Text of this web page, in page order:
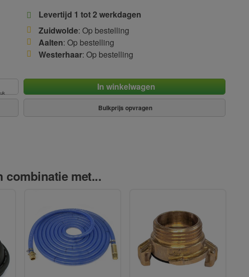
Levertijd 1 tot 2 werkdagen
Zuidwolde: Op bestelling
Aalten: Op bestelling
Westerhaar: Op bestelling
In winkelwagen
Bulkprijs opvragen
combinatie met...